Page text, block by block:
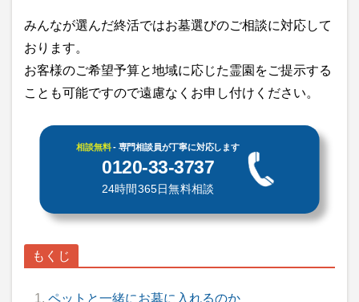
みんなが選んだ終活ではお墓選びのご相談に対応して
おります。
お客様のご希望予算と地域に応じた霊園をご提示する
ことも可能ですので遠慮なくお申し付けください。
相談無料- 専門相談員が丁寧に対応します
0120-33-3737
24時間365日無料相談
ペットと一緒にお墓に入れるのか